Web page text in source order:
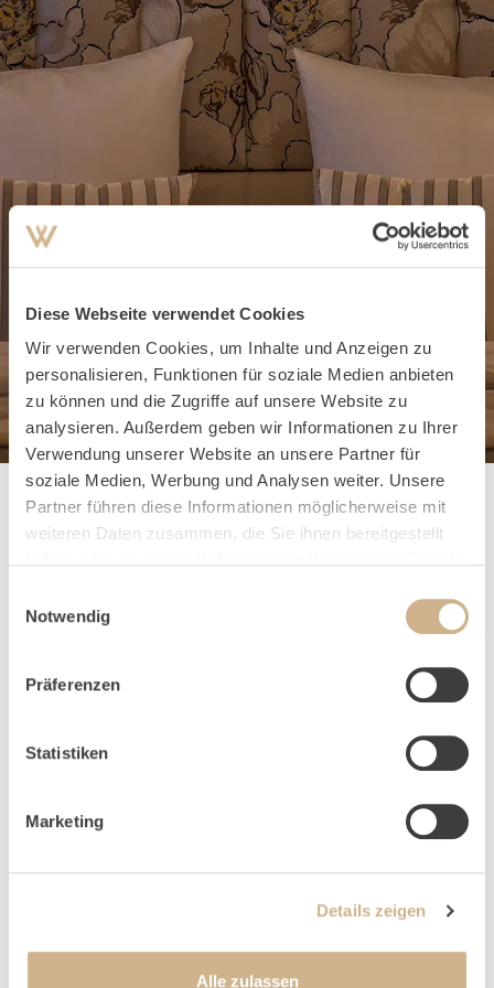
Diese Webseite verwendet Cookies
Wir verwenden Cookies, um Inhalte und Anzeigen zu
personalisieren, Funktionen für soziale Medien anbieten
zu können und die Zugriffe auf unsere Website zu
analysieren. Außerdem geben wir Informationen zu Ihrer
Verwendung unserer Website an unsere Partner für
soziale Medien, Werbung und Analysen weiter. Unsere
Partner führen diese Informationen möglicherweise mit
weiteren Daten zusammen, die Sie ihnen bereitgestellt
Notwendig
Präferenzen
Statistiken
Marketing
Details zeigen
Alle zulassen
HOME ANFRAGE
NEWSLETTER-ANMELDUNG